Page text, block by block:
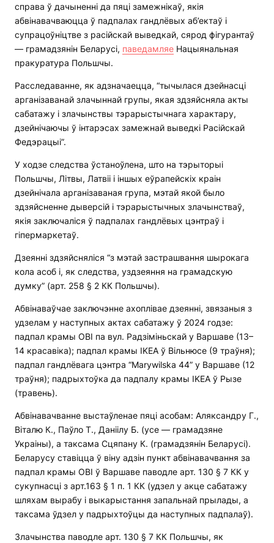
справа ў дачыненні да пяці замежнікаў, якія
абвінавачваюцца ў падпалах гандлёвых аб’ектаў і
супрацоўніцтве з расійскай выведкай, сярод фігурантаў
— грамадзянін Беларусі, паведамляе Нацыянальная
пракуратура Польшчы.
Расследаванне, як адзначаецца, “тычылася дзейнасці
арганізаванай злачыннай групы, якая здзяйсняла акты
сабатажу і злачынствы тэрарыстычнага характару,
дзейнічаючы ў інтарэсах замежнай выведкі Расійскай
Федэрацыі”.
У ходзе следства ўстаноўлена, што на тэрыторыі
Польшчы, Літвы, Латвіі і іншых еўрапейскіх краін
дзейнічала арганізаваная група, мэтай якой было
здзяйсненне дыверсій і тэрарыстычных злачынстваў,
якія заключаліся ў падпалах гандлёвых цэнтраў і
гіпермаркетаў.
Дзеянні здзяйсняліся “з мэтай застрашвання шырокага
кола асоб і, як следства, уздзеяння на грамадскую
думку” (арт. 258 § 2 КК Польшчы).
Абвінаваўчае заключэнне ахоплівае дзеянні, звязаныя з
удзелам у наступных актах сабатажу ў 2024 годзе:
падпал крамы OBI па вул. Радзіміньскай у Варшаве (13–
14 красавіка); падпал крамы IKEA ў Вільнюсе (9 траўня);
падпал гандлёвага цэнтра “Marywilska 44” у Варшаве (12
траўня); падрыхтоўка да падпалу крамы IKEA ў Рызе
(травень).
Абвінавачванне выстаўленае пяці асобам: Аляксандру Г.,
Віталю К., Паўло Т., Даніілу Б. (усе — грамадзяне
Украіны), а таксама Сцяпану К. (грамадзянін Беларусі).
Беларусу ставіцца ў віну адзін пункт абвінавачвання за
падпал крамы OBI ў Варшаве паводле арт. 130 § 7 КК у
сукупнасці з арт.163 § 1 п. 1 КК (удзел у акце сабатажу
шляхам вырабу і выкарыстання запальнай прылады, а
таксама ўдзел у падрыхтоўцы да наступных падпалаў).
Злачынства паводле арт. 130 § 7 КК Польшчы, як